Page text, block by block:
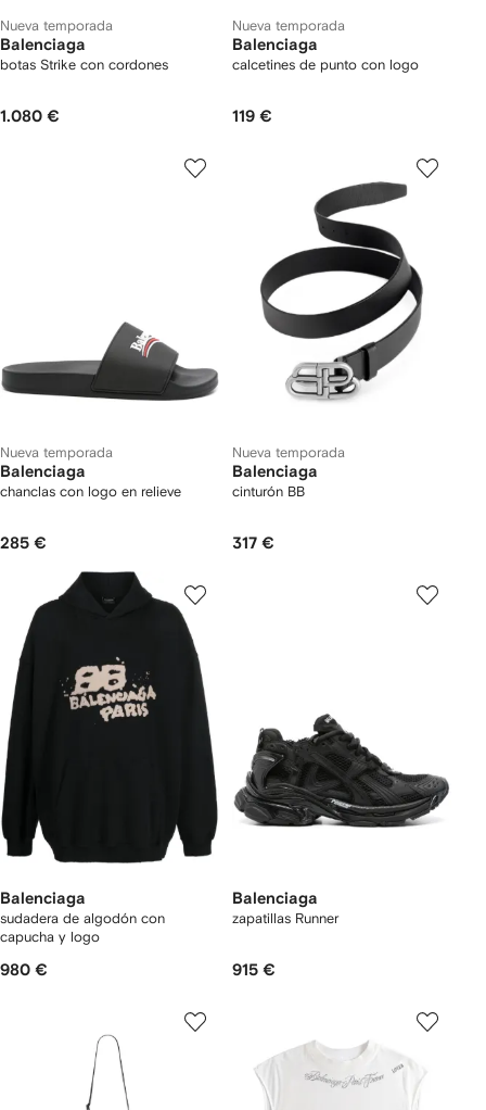
Nueva temporada
Balenciaga
botas Strike con cordones
1.080 €
Nueva temporada
Balenciaga
calcetines de punto con logo
119 €
Nueva temporada
Balenciaga
chanclas con logo en relieve
285 €
Nueva temporada
Balenciaga
cinturón BB
317 €
Balenciaga
sudadera de algodón con
capucha y logo
980 €
Balenciaga
zapatillas Runner
915 €